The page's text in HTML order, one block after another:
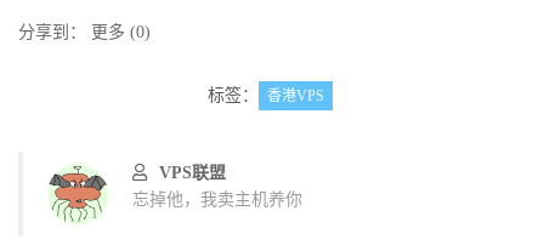
分享到： 更多 (0)
标签： 香港VPS
VPS联盟
忘掉他，我卖主机养你